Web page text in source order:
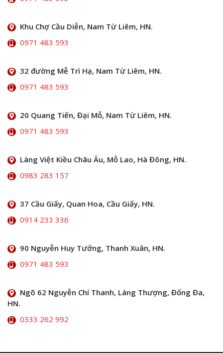
Khu Chợ Cầu Diễn, Nam Từ Liêm, HN.
0971 483 593
32 đường Mễ Trì Hạ, Nam Từ Liêm, HN.
0971 483 593
20 Quang Tiến, Đại Mỗ, Nam Từ Liêm, HN.
0971 483 593
Làng Việt Kiều Châu Âu, Mỗ Lao, Hà Đông, HN.
0983 283 157
37 Cầu Giấy, Quan Hoa, Cầu Giấy, HN.
0914 233 336
90 Nguyễn Huy Tưởng, Thanh Xuân, HN.
0971 483 593
Ngõ 62 Nguyễn Chí Thanh, Láng Thượng, Đống Đa,
HN.
0333 262 992